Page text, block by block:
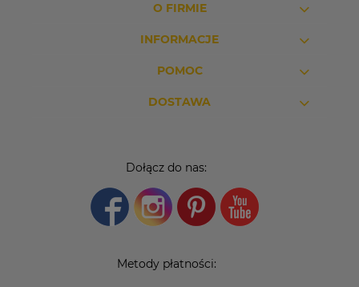
O FIRMIE
INFORMACJE
POMOC
DOSTAWA
Dołącz do nas:
Metody płatności: